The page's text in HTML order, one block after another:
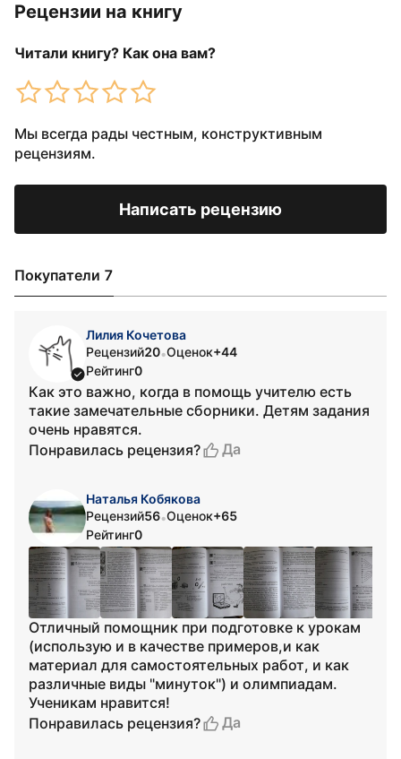
Рецензии на книгу
Читали книгу? Как она вам?
Мы всегда рады честным, конструктивным
рецензиям.
Написать рецензию
Покупатели 7
Лилия Кочетова
Рецензий20•Оценок+44
Рейтинг0
Как это важно, когда в помощь учителю есть
такие замечательные сборники. Детям задания
очень нравятся.
Понравилась рецензия?
Да
Наталья Кобякова
Рецензий56•Оценок+65
Рейтинг0
Отличный помощник при подготовке к урокам
(использую и в качестве примеров,и как
материал для самостоятельных работ, и как
различные виды "минуток") и олимпиадам.
Ученикам нравится!
Понравилась рецензия?
Да